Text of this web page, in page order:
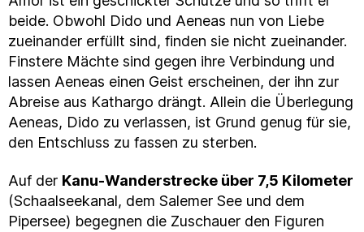
beide. Obwohl Dido und Aeneas nun von Liebe
zueinander erfüllt sind, finden sie nicht zueinander.
Finstere Mächte sind gegen ihre Verbindung und
lassen Aeneas einen Geist erscheinen, der ihn zur
Abreise aus Kathargo drängt. Allein die Überlegung
Aeneas, Dido zu verlassen, ist Grund genug für sie,
den Entschluss zu fassen zu sterben.
Auf der Kanu-Wanderstrecke über 7,5 Kilometer
(Schaalseekanal, dem Salemer See und dem
Pipersee) begegnen die Zuschauer den Figuren